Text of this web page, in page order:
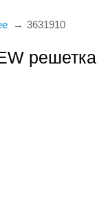
3631910